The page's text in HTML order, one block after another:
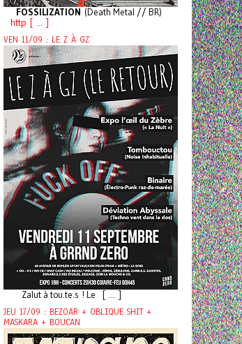
FOSSILIZATION (Death Metal // BR)
http [ ... ]
VEN 11/09 : LE Z À GZ
Zalut à tou.te.s ! Le [ ... ]
JEU 17/09 : BEZOAR + OBLIQUE SHIT +
MASKARA + BOUCAN